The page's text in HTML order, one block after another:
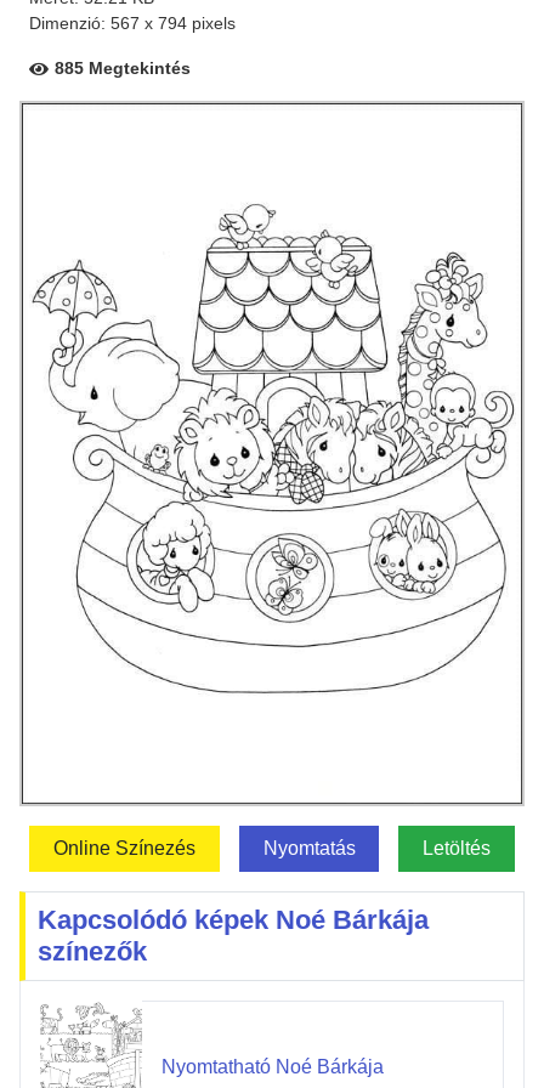
Dimenzió: 567 x 794 pixels
885 Megtekintés
Online Színezés Nyomtatás Letöltés
Kapcsolódó képek Noé Bárkája
színezők
Nyomtatható Noé Bárkája